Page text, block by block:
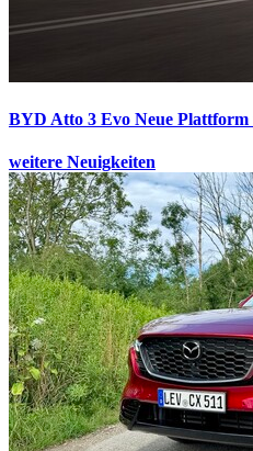
BYD Atto 3 Evo Neue Plattform
weitere Neuigkeiten